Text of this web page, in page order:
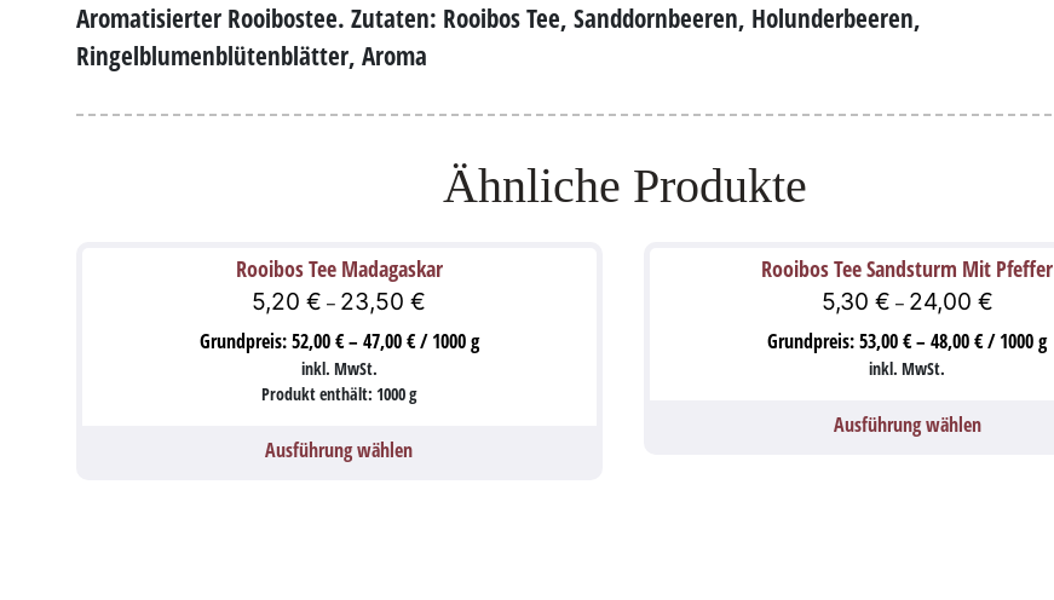
Aromatisierter Rooibostee. Zutaten: Rooibos Tee, Sanddornbeeren, Holunderbeeren,
Ringelblumenblütenblätter, Aroma
Ähnliche Produkte
Rooibos Tee Madagaskar
5,20€ – 23,50€
Grundpreis:52,00€– 47,00€/1000g
inkl. MwSt.
Produkt enthält: 1000g
Ausführung wählen
Rooibos Tee Sandsturm Mit Pfeffer
5,30 € – 24,00 €
Grundpreis:53,00€–48,00€/1000g
inkl. MwSt.
Ausführung wählen